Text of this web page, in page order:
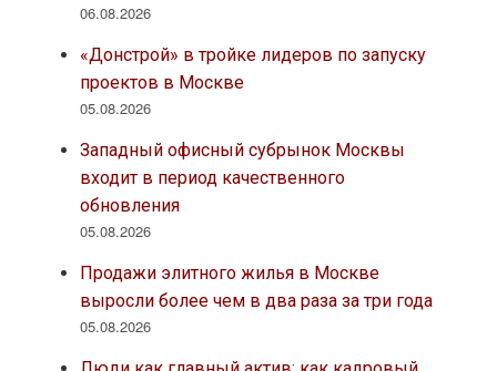
06.08.2026
«Донстрой» в тройке лидеров по запуску
проектов в Москве
05.08.2026
Западный офисный субрынок Москвы
входит в период качественного
обновления
05.08.2026
Продажи элитного жилья в Москве
выросли более чем в два раза за три года
05.08.2026